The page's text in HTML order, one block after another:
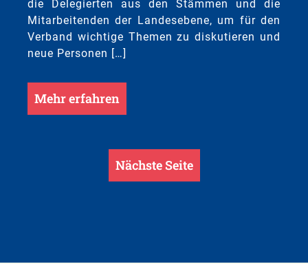
die Delegierten aus den Stämmen und die
Mitarbeitenden der Landesebene, um für den
Verband wichtige Themen zu diskutieren und
neue Personen […]
Mehr erfahren
Nächste Seite